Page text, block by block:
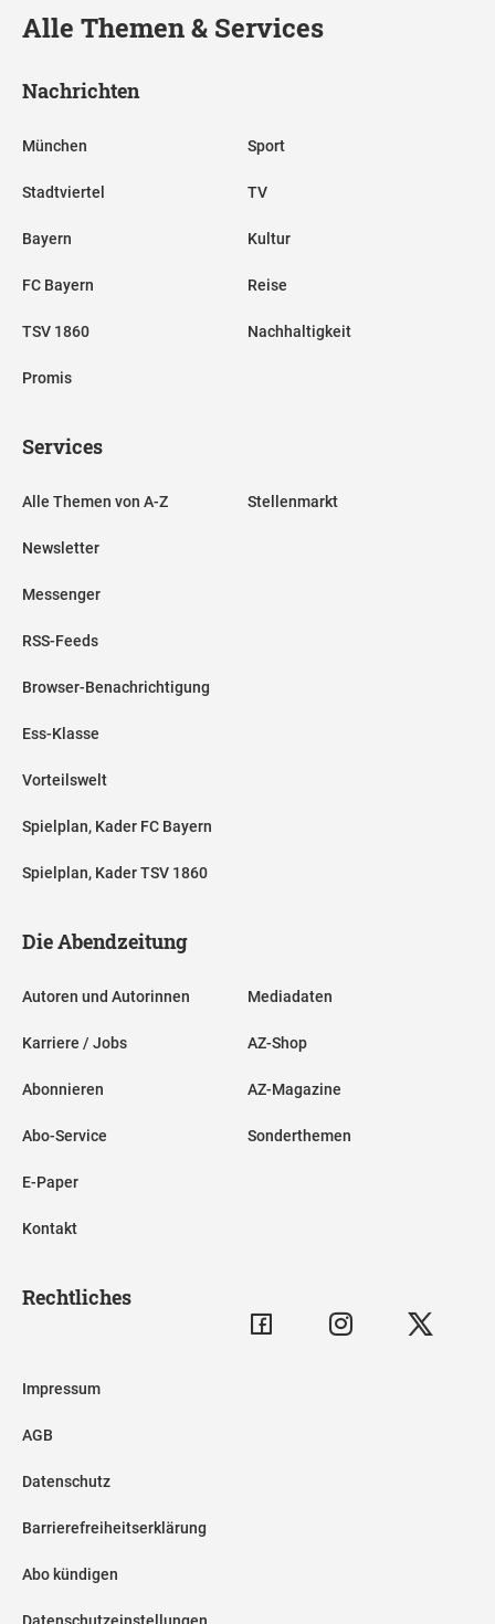
Alle Themen & Services
Nachrichten
München
Stadtviertel
Bayern
FC Bayern
TSV 1860
Promis
Sport
TV
Kultur
Reise
Nachhaltigkeit
Services
Alle Themen von A-Z
Newsletter
Messenger
RSS-Feeds
Browser-Benachrichtigung
Ess-Klasse
Vorteilswelt
Spielplan, Kader FC Bayern
Spielplan, Kader TSV 1860
Stellenmarkt
Die Abendzeitung
Autoren und Autorinnen
Karriere / Jobs
Abonnieren
Abo-Service
E-Paper
Kontakt
Mediadaten
AZ-Shop
AZ-Magazine
Sonderthemen
Rechtliches
Impressum
AGB
Datenschutz
Barrierefreiheitserklärung
Abo kündigen
Datenschutzeinstellungen